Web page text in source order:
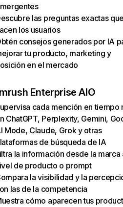
las preguntas exactas
los usuarios
consejos generados por IA
tu producto, marketing y
en el mercado
Enterprise AIO
cada mención en tiempo
ChatGPT, Perplexity, Gemini,
Mode, Claude, Grok y otras
de búsqueda de IA
la información desde la marca
de producto o prompt
la visibilidad y la
las de la competencia
cómo aparecen tus